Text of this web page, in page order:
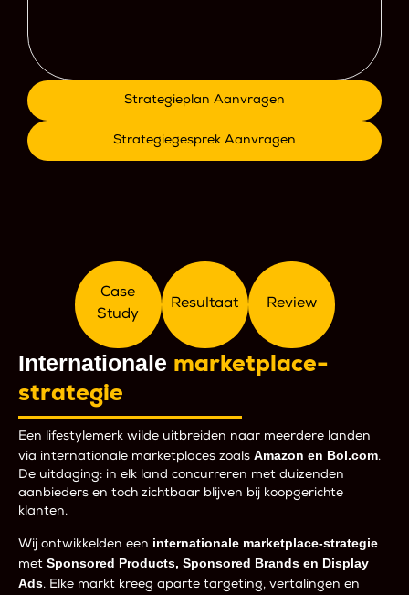
Strategieplan Aanvragen
Strategiegesprek Aanvragen
Case
Study
Resultaat Review
Internationale marketplace-
strategie
Een lifestylemerk wilde uitbreiden naar meerdere landen
via internationale marketplaces zoals Amazon en Bol.com.
De uitdaging: in elk land concurreren met duizenden
aanbieders en toch zichtbaar blijven bij koopgerichte
klanten.
Wij ontwikkelden een internationale marketplace-strategie
met Sponsored Products, Sponsored Brands en Display
Ads. Elke markt kreeg aparte targeting, vertalingen en